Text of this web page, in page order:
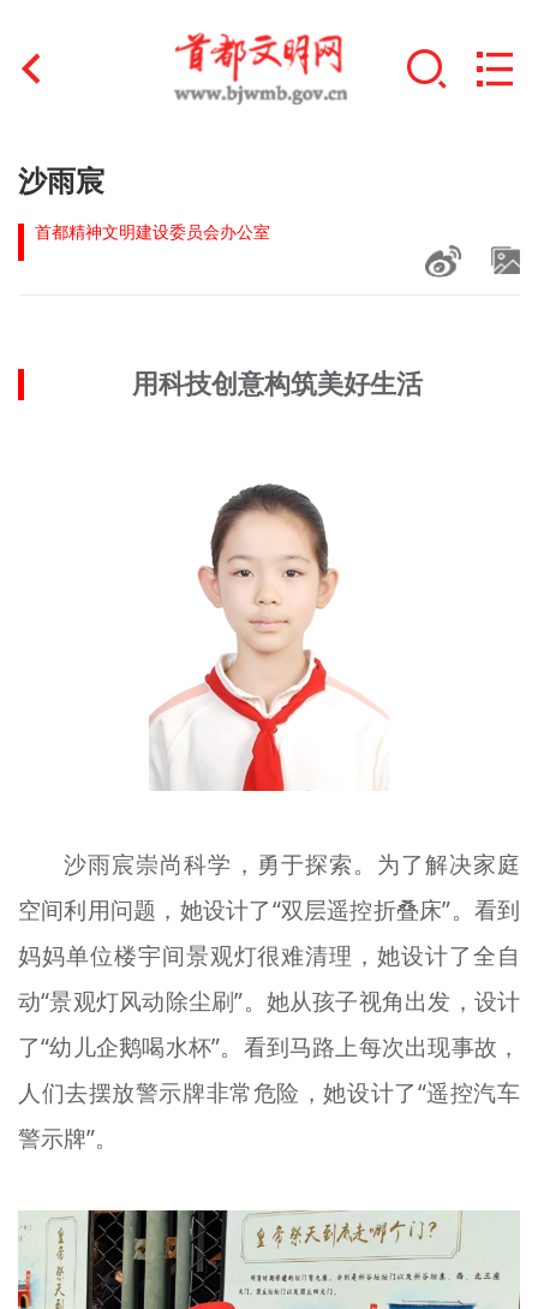
首页
文明创建
未成年人思想道德建设
北京宣传文化引导基金
宣传思想文化人才
沙雨宸
首都精神文明建设委员会办公室
用科技创意构筑美好生活
沙雨宸崇尚科学，勇于探索。为了解决家庭
空间利用问题，她设计了“双层遥控折叠床”。看到
妈妈单位楼宇间景观灯很难清理，她设计了全自
动“景观灯风动除尘刷”。她从孩子视角出发，设计
了“幼儿企鹅喝水杯”。看到马路上每次出现事故，
人们去摆放警示牌非常危险，她设计了“遥控汽车
警示牌”。